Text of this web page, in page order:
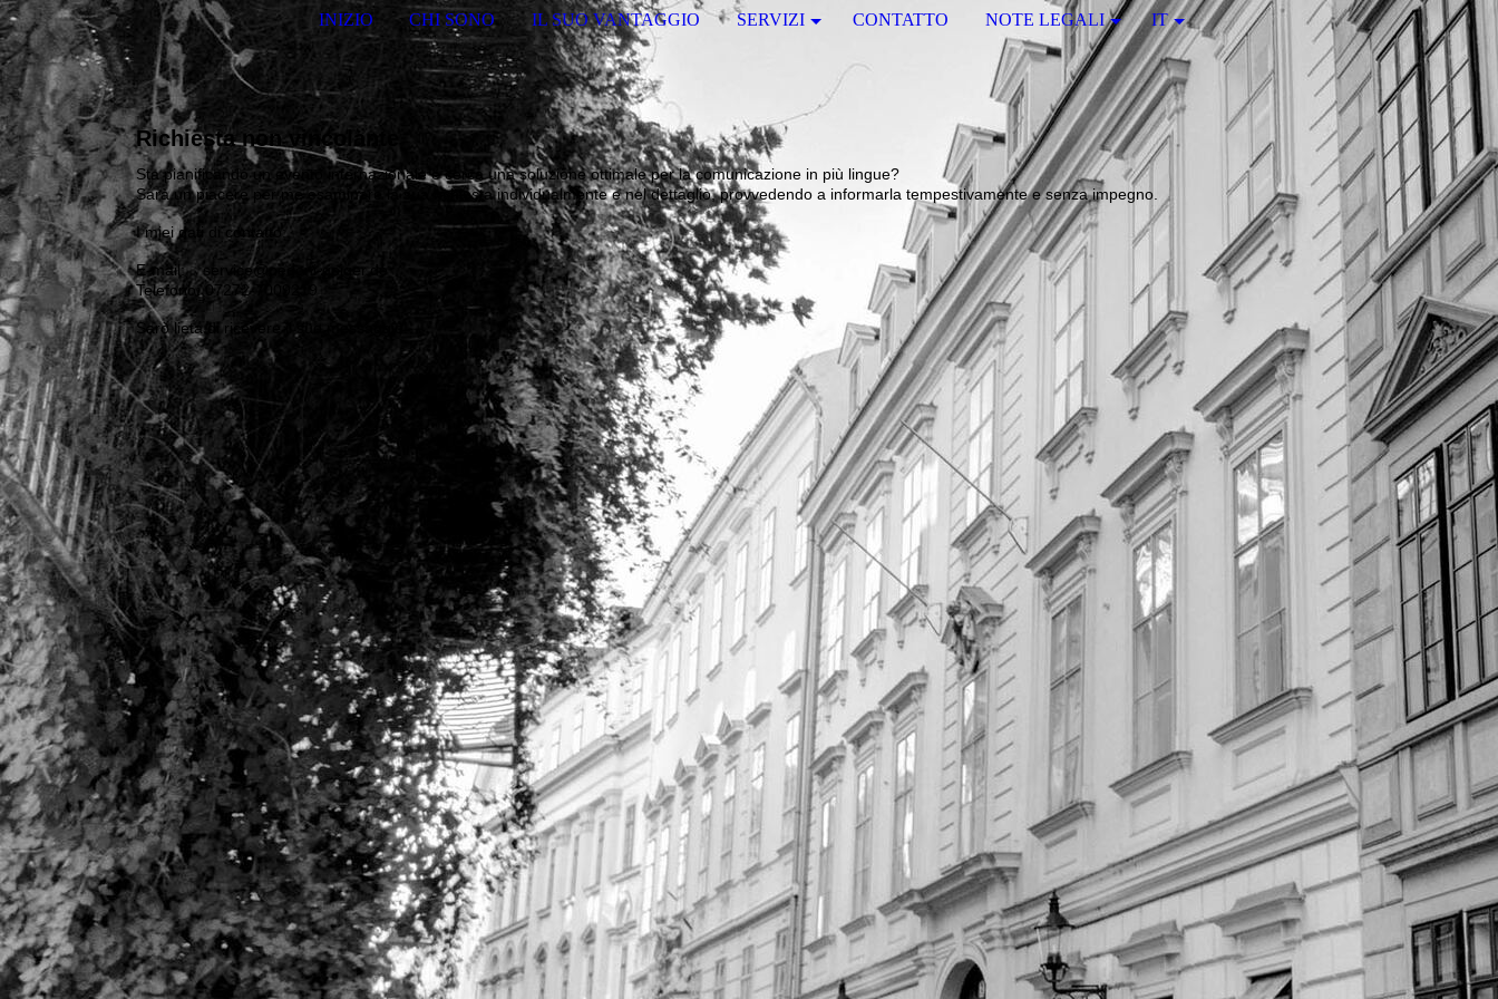
INIZIO CHI SONO IL SUO VANTAGGIO SERVIZI CONTATTO NOTE LEGALI IT
Richiesta non vincolante
Sta pianificando un evento internazionale e cerca una soluzione ottimale per la comunicazione in più lingue?
Sarà un piacere per me esaminare la sua richiesta individualmente e nel dettaglio, provvedendo a informarla tempestivamente e senza impegno.
I miei dati di contatto:
E-mail: service@pedoni-geiger.de
Telefono: 07272-7009219
Sarò lieta di ricevere il suo messaggio!